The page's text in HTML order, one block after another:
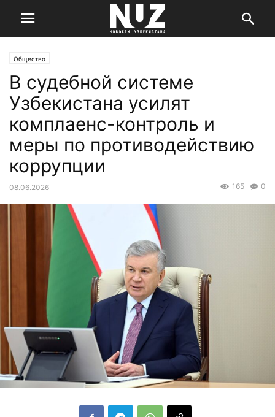
Общество
В судебной системе
Узбекистана усилят
комплаенс-контроль и
меры по противодействию
коррупции
08.06.2026 0
165